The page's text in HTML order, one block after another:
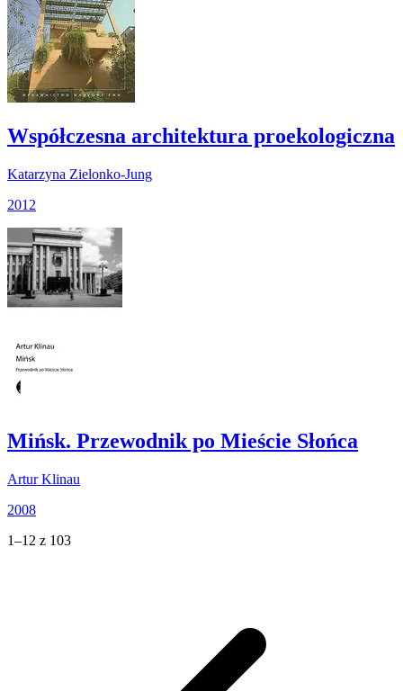
Współczesna architektura proekologiczna
Katarzyna Zielonko-Jung
2012
Mińsk. Przewodnik po Mieście Słońca
Artur Klinau
2008
1–12 z 103